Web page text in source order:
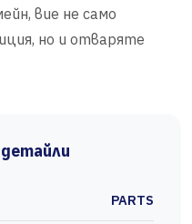
вие не само
но и отваряте
PARTS